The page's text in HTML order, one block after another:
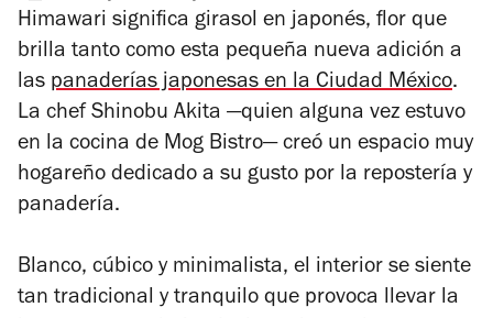
de
4
Himawari significa girasol en japonés, flor que
brilla tanto como esta pequeña nueva adición a
las panaderías japonesas en la Ciudad México.
La chef Shinobu Akita —quien alguna vez estuvo
en la cocina de Mog Bistro— creó un espacio muy
hogareño dedicado a su gusto por la repostería y
panadería.
Blanco, cúbico y minimalista, el interior se siente
tan tradicional y tranquilo que provoca llevar la